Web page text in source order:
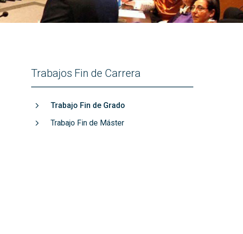
títulos
Reconocimientos de calidad
Trabajos Fin de Carrera
Trabajo Fin de Grado
Trabajo Fin de Máster